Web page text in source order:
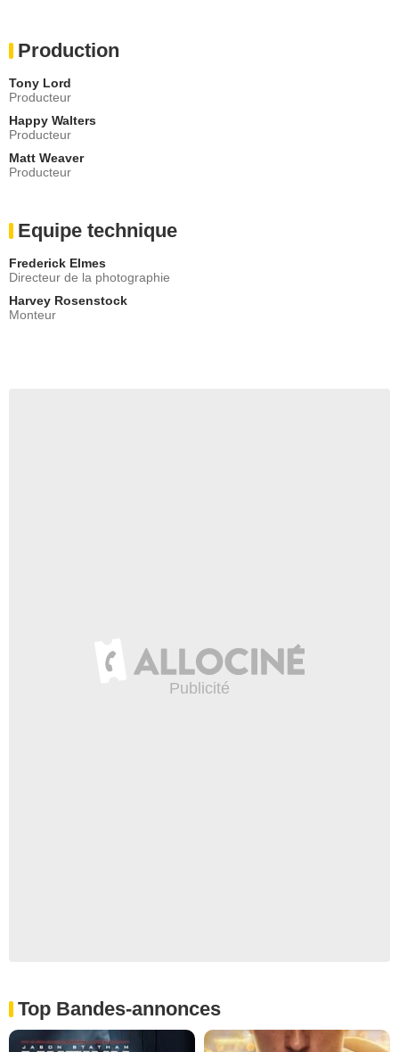
Production
Tony Lord
Producteur
Happy Walters
Producteur
Matt Weaver
Producteur
Equipe technique
Frederick Elmes
Directeur de la photographie
Harvey Rosenstock
Monteur
Top Bandes-annonces